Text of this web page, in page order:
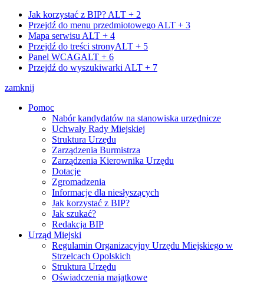
Jak korzystać z BIP? ALT + 2
Przejdź do menu przedmiotowego ALT + 3
Mapa serwisu ALT + 4
Przejdź do treści stronyALT + 5
Panel WCAGALT + 6
Przejdź do wyszukiwarki ALT + 7
zamknij
Pomoc
Nabór kandydatów na stanowiska urzędnicze
Uchwały Rady Miejskiej
Struktura Urzędu
Zarządzenia Burmistrza
Zarządzenia Kierownika Urzędu
Dotacje
Zgromadzenia
Informacje dla niesłyszących
Jak korzystać z BIP?
Jak szukać?
Redakcja BIP
Urząd Miejski
Regulamin Organizacyjny Urzędu Miejskiego w
Strzelcach Opolskich
Struktura Urzędu
Oświadczenia majątkowe